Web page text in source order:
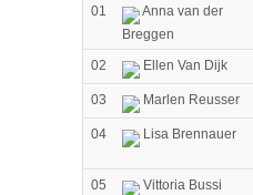
01
Anna van der
Breggen
02 Ellen Van Dijk
03 Marlen Reusser
04 Lisa Brennauer
05
Vittoria Bussi